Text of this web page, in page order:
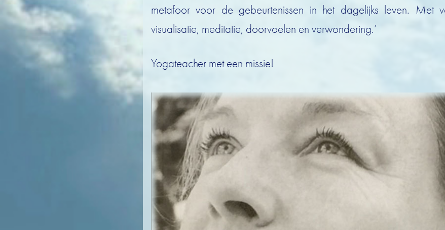
metafoor voor de gebeurtenissen in het dagelijks leven. Met
visualisatie, meditatie, doorvoelen en verwondering.’
Yogateacher met een missie!